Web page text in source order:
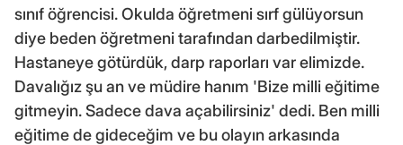
sınıf öğrencisi. Okulda öğretmeni sırf gülüyorsun
diye beden öğretmeni tarafından darbedilmiştir.
Hastaneye götürdük, darp raporları var elimizde.
Davalığız şu an ve müdire hanım 'Bize milli eğitime
gitmeyin. Sadece dava açabilirsiniz' dedi. Ben milli
eğitime de gideceğim ve bu olayın arkasında